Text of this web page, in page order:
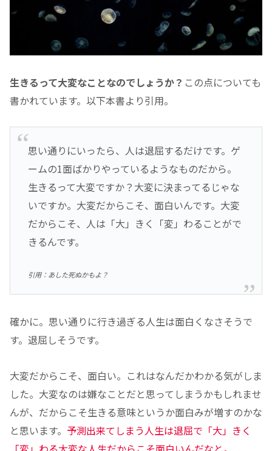
生きるって大変なことなのでしょうか？ この点についても
書かれています。以下本書より引用。
思い通りにいったら、人は退屈するだけです。ゲ
ームの1面ばかりやっているようなものだから。
生きるって大変ですか？大変に決まってるじゃな
いですか。大変だからこそ、面白いんです。大変
だからこそ、人は「大」きく「変」わることがで
きるんです。
引用：あした死ぬかもよ？
確かに。思い通りに行き過ぎる人生は面白くなさそうで
す。退屈しそうです。
大変だからこそ、面白い。これはなんだかわかる気がしま
した。大変なのは嫌なことだと思ってしまうかもしれませ
んが、だからこそ生きる意味というか面白みが増すのかな
と思います。 予測出来てしまう人生は退屈で「大」きく